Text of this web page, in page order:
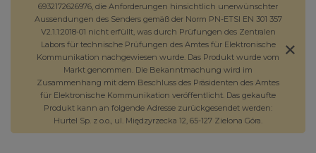
6932172626976, die Anforderungen hinsichtlich unerwünschter
Aussendungen des Senders gemäß der Norm PN-ETSI EN 301 357
V2.1.1:2018-01 nicht erfüllt, was durch Prüfungen des Zentralen
Labors für technische Prüfungen des Amtes für Elektronische
Kommunikation nachgewiesen wurde. Das Produkt wurde vom
Markt genommen. Die Bekanntmachung wird im
Zusammenhang mit dem Beschluss des Präsidenten des Amtes
für Elektronische Kommunikation veröffentlicht. Das gekaufte
Produkt kann an folgende Adresse zurückgesendet werden:
Hurtel Sp. z o.o., ul. Międzyrzecka 12, 65-127 Zielona Góra.